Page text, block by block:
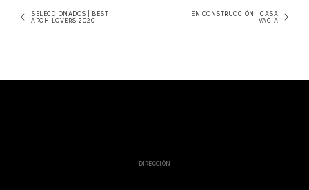
SELECCIONADOS | BEST
ARCHILOVERS 2020
EN CONSTRUCCIÓN | CASA
VACÍA
DIRECCIÓN